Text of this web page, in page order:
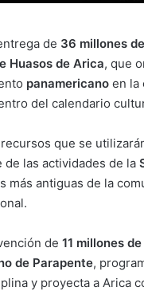
de 36 millones
Huasos de Arica, que
panamericano en la
del calendario
que se
las actividades de la
más antiguas de la
de 11 millones
de Parapente,
y proyecta a Arica